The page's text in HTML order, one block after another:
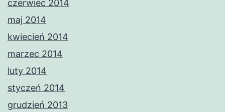
czerwiec 2014
maj 2014
kwiecień 2014
marzec 2014
luty 2014
styczeń 2014
grudzień 2013